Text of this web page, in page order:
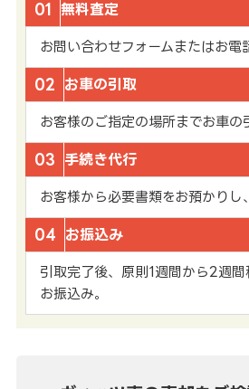
01 無料査定
お問い合わせフォームまたはお電
02 お車の引取
お客様のご指定の場所までお車の
03 手続き代行
お客様から必要書類をお預かりし
04 お振込み
引取完了後、原則1週間から2週
お振込み。